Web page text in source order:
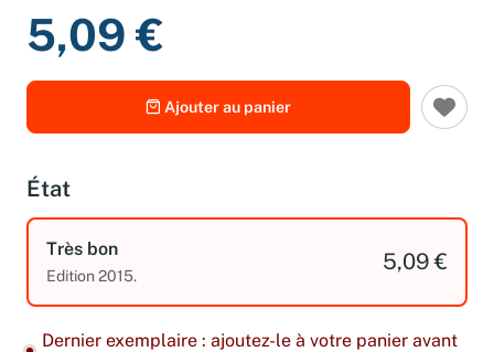
5,09 €
Ajouter au panier
État
Très bon
Edition 2015.
5,09 €
Dernier exemplaire : ajoutez-le à votre panier avant